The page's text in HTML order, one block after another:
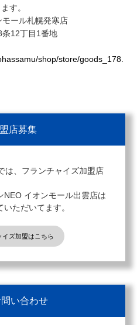
す。
ール札幌発寒店
条12丁目1番地
shop/store/goods_178.
店募集
は、フランチャイズ加盟店
NEO イオンモール出雲店は
ただいてます。
イズ加盟はこちら
い合わせ